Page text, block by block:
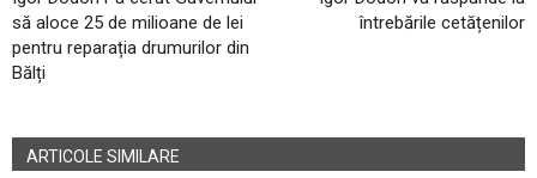
să aloce 25 de milioane de lei
pentru reparația drumurilor din
Bălți
întrebările cetățenilor
ARTICOLE SIMILARE